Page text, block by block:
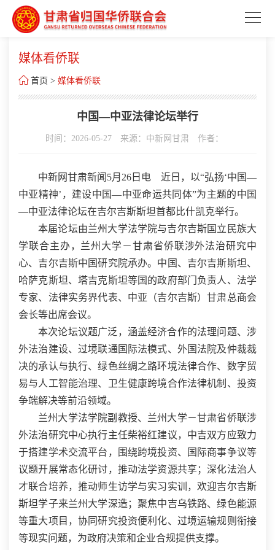
媒体看侨联
 首页 > 媒体看侨联
中国—中亚法律论坛举行
时间：2026-05-27 来源：中新网甘肃 作者：
中新网甘肃新闻5月26日电 近日，以“弘扬‘中国—
中亚精神’，建设中国—中亚命运共同体”为主题的中国
—中亚法律论坛在吉尔吉斯斯坦首都比什凯克举行。
本届论坛由兰州大学法学院与吉尔吉斯国立民族大
学联合主办，兰州大学－甘肃省侨联涉外法治研究中
心、吉尔吉斯中国研究院承办。中国、吉尔吉斯斯坦、
哈萨克斯坦、塔吉克斯坦等国的政府部门负责人、法学
专家、法律实务界代表、中亚（吉尔吉斯）甘肃总商会
会长等出席会议。
本次论坛议题广泛，涵盖经济合作的法理问题、涉
外法治建设、过境联通国际法模式、外国法院及仲裁裁
决的承认与执行、绿色丝绸之路环境法律合作、数字贸
易与人工智能治理、卫生健康跨境合作法律机制、投资
争端解决等前沿领域。
兰州大学法学院副教授、兰州大学－甘肃省侨联涉
外法治研究中心执行主任柴裕红建议，中吉双方应致力
于搭建学术交流平台，围绕跨境投资、国际商事争议等
议题开展常态化研讨，推动法学资源共享；深化法治人
才联合培养，推动师生访学与实习实训，欢迎吉尔吉斯
斯坦学子来兰州大学深造；聚焦中吉乌铁路、绿色能源
等重大项目，协同研究投资便利化、过境运输规则衔接
等现实问题，为政府决策和企业合规提供支撑。